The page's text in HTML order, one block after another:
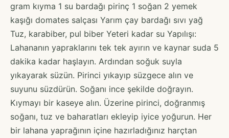
gram kıyma 1 su bardağı pirinç 1 soğan 2 yemek
kaşığı domates salçası Yarım çay bardağı sıvı yağ
Tuz, karabiber, pul biber Yeteri kadar su Yapılışı:
Lahananın yapraklarını tek tek ayırın ve kaynar suda 5
dakika kadar haşlayın. Ardından soğuk suyla
yıkayarak süzün. Pirinci yıkayıp süzgece alın ve
suyunu süzdürün. Soğanı ince şekilde doğrayın.
Kıymayı bir kaseye alın. Üzerine pirinci, doğranmış
soğanı, tuz ve baharatları ekleyip iyice yoğurun. Her
bir lahana yaprağının içine hazırladığınız harçtan